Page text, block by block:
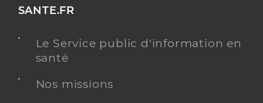
SANTE.FR
Le Service public d'information en
santé
Nos missions